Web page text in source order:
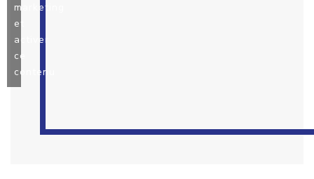
marketing
et
activer
ce
contenu